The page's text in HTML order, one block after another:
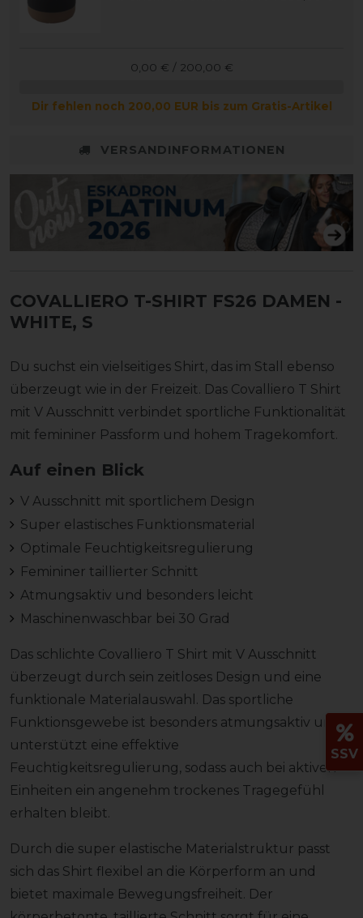
0,00 € / 200,00 €
Dir fehlen noch 200,00 EUR bis zum Gratis-Artikel
VERSANDINFORMATIONEN
COVALLIERO T-SHIRT FS26 DAMEN -
WHITE, S
Du suchst ein vielseitiges Shirt, das im Stall ebenso
überzeugt wie in der Freizeit. Das Covalliero T Shirt
mit V Ausschnitt verbindet sportliche Funktionalität
mit femininer Passform und hohem Tragekomfort.
Auf einen Blick
V Ausschnitt mit sportlichem Design
Super elastisches Funktionsmaterial
Optimale Feuchtigkeitsregulierung
Femininer taillierter Schnitt
Atmungsaktiv und besonders leicht
Maschinenwaschbar bei 30 Grad
Das schlichte Covalliero T Shirt mit V Ausschnitt
überzeugt durch sein zeitloses Design und eine
funktionale Materialauswahl. Das sportliche
Funktionsgewebe ist besonders atmungsaktiv und
unterstützt eine effektive
Feuchtigkeitsregulierung, sodass auch bei aktiven
Einheiten ein angenehm trockenes Tragegefühl
erhalten bleibt.
Durch die super elastische Materialstruktur passt
sich das Shirt flexibel an die Körperform an und
bietet maximale Bewegungsfreiheit. Der
SSV